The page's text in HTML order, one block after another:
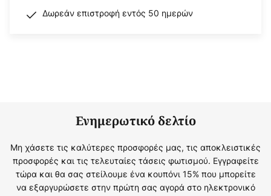
Δωρεάν επιστροφή εντός 50 ημερών
Ενημερωτικό δελτίο
Μη χάσετε τις καλύτερες προσφορές μας, τις αποκλειστικές
προσφορές και τις τελευταίες τάσεις φωτισμού. Εγγραφείτε
τώρα και θα σας στείλουμε ένα κουπόνι 15% που μπορείτε
να εξαργυρώσετε στην πρώτη σας αγορά στο ηλεκτρονικό